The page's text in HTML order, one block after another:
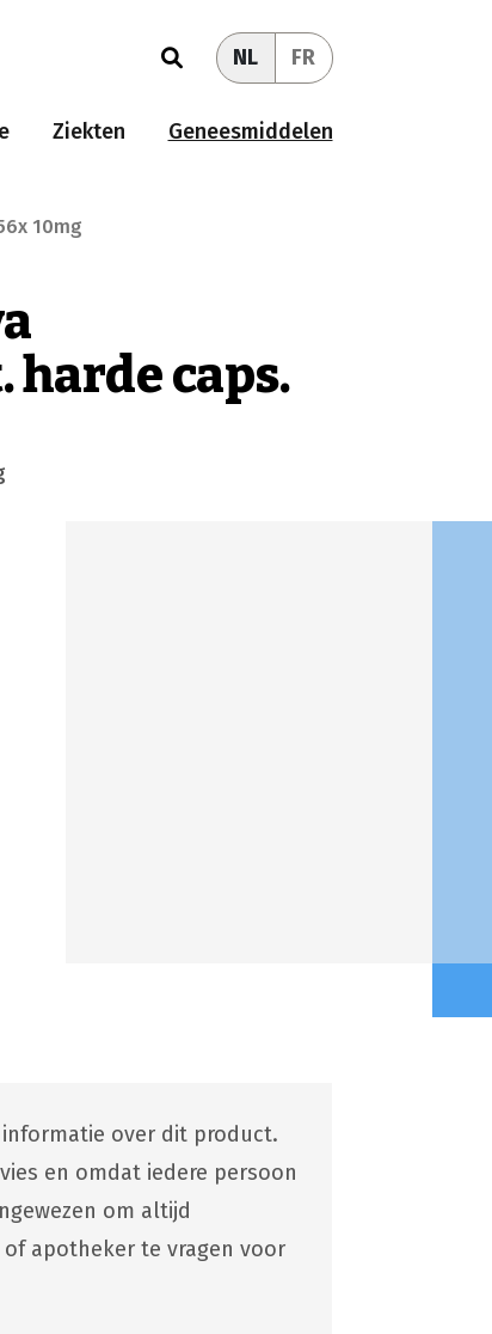
NL FR
Ziekten Geneesmiddelen
10mg
harde caps.
over dit product.
en omdat iedere persoon
om altijd
apotheker te vragen voor